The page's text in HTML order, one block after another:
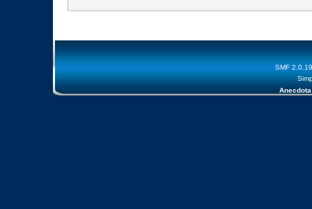
SMF 2.0.19
Anecdota